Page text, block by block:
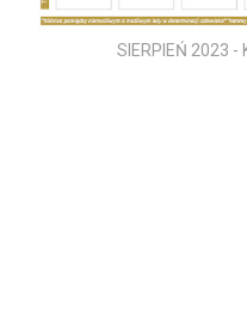
SIERPIEŃ 2023 -